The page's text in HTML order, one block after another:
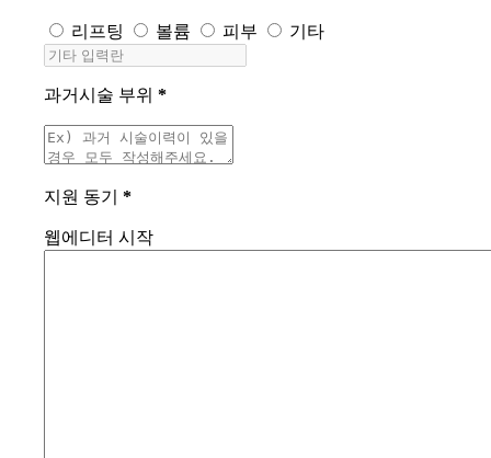
리프팅 볼륨 피부 기타
과거시술 부위 *
지원 동기 *
웹에디터 시작